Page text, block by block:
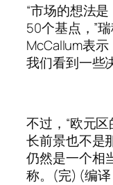
“市场的想法
50个基点，”
McCallum表示
我们看到一些
不过，“欧元
长前景也不是
仍然是一个相
称。(完) (编